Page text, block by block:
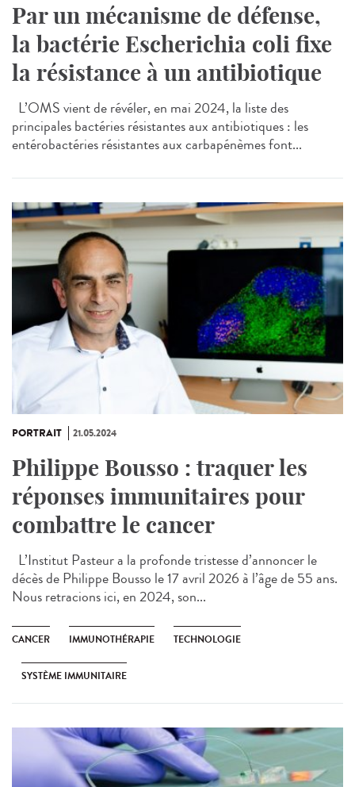
Par un mécanisme de défense,
la bactérie Escherichia coli fixe
la résistance à un antibiotique
L’OMS vient de révéler, en mai 2024, la liste des
principales bactéries résistantes aux antibiotiques : les
entérobactéries résistantes aux carbapénèmes font...
PORTRAIT 21.05.2024
Philippe Bousso : traquer les
réponses immunitaires pour
combattre le cancer
L’Institut Pasteur a la profonde tristesse d’annoncer le
décès de Philippe Bousso le 17 avril 2026 à l’âge de 55 ans.
Nous retracions ici, en 2024, son...
CANCER IMMUNOTHÉRAPIE TECHNOLOGIE
SYSTÈME IMMUNITAIRE